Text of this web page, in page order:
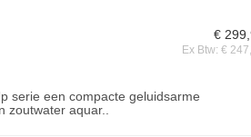
€
Ex Btw: €
serie een compacte geluidsarme
zoutwater aquar..